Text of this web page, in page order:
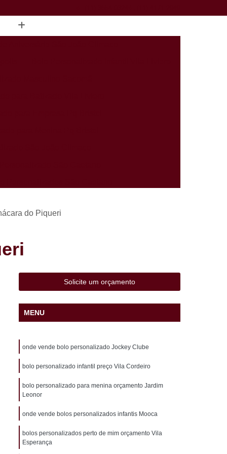
Perto de Mim Heliópolis
Frito Vila Liviero
Entrega São Caetano
Cento de Salgados Assados Heliópolis
Fritos Heliópolis
Festa São João Climaco
Cento de Salgados Vegetarianos Pq Bristol
Pq Bristol
Coxinha de Festa
Coxinha de Frango Festa
Infantil
Coxinha Festa de 20 Pessoas
Frango Festa
do Piqueri
Solicite um orçamento
MENU
onde vende bolo personalizado Jockey Clube
bolo personalizado infantil preço Vila Cordeiro
bolo personalizado para menina orçamento Jardim
Leonor
onde vende bolos personalizados infantis Mooca
bolos personalizados perto de mim orçamento Vila
Esperança